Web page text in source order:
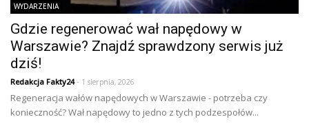
WYDARZENIA
Gdzie regenerować wał napędowy w
Warszawie? Znajdź sprawdzony serwis już
dziś!
Redakcja Fakty24- 1 sierpnia, 2026
Regeneracja wałów napędowych w Warszawie - potrzeba czy
konieczność? Wał napędowy to jedno z tych podzespołów...